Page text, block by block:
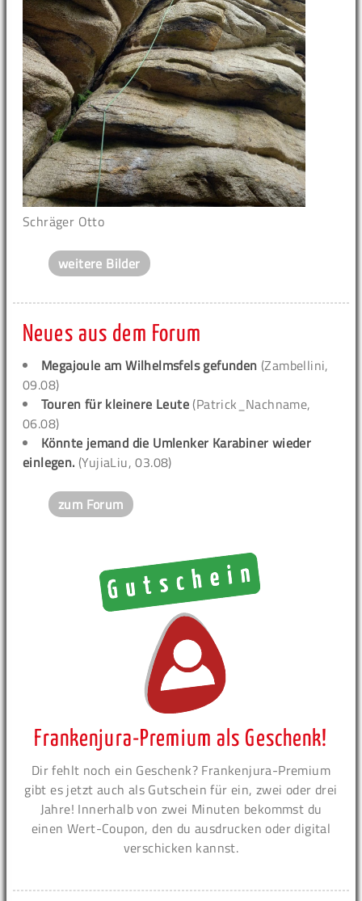
Schräger Otto
weitere Bilder
Neues aus dem Forum
Megajoule am Wilhelmsfels gefunden (Zambellini,
09.08)
Touren für kleinere Leute (Patrick_Nachname,
06.08)
Könnte jemand die Umlenker Karabiner wieder
einlegen. (YujiaLiu, 03.08)
zum Forum
Frankenjura-Premium als Geschenk!
Dir fehlt noch ein Geschenk? Frankenjura-Premium
gibt es jetzt auch als Gutschein für ein, zwei oder drei
Jahre! Innerhalb von zwei Minuten bekommst du
einen Wert-Coupon, den du ausdrucken oder digital
verschicken kannst.